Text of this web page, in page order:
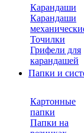
Карандаши
Карандаши
Точилки
Грифели для
карандашей
Папки и
Картонные
папки
Папки на